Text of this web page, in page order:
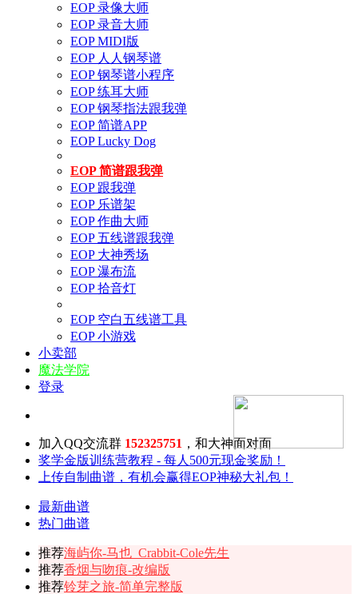
EOP 录像大师
EOP 录音大师
EOP MIDI版
EOP 人人钢琴谱
EOP 钢琴谱小程序
EOP 练耳大师
EOP 钢琴指法跟我弹
EOP 简谱APP
EOP Lucky Dog
EOP 简谱跟我弹
EOP 跟我弹
EOP 乐谱架
EOP 作曲大师
EOP 五线谱跟我弹
EOP 大神秀场
EOP 瀑布流
EOP 拾音灯
EOP 空白五线谱工具
EOP 小游戏
小卖部
魔法学院
登录
加入QQ交流群 152325751 ，和大神面对面
奖学金版训练营教程 - 每人500元现金奖励！
上传自制曲谱，有机会赢得EOP神秘大礼包！
最新曲谱
热门曲谱
推荐海屿你-马也_Crabbit-Cole先生
推荐香烟与吻痕-改编版
推荐铃芽之旅-简单完整版